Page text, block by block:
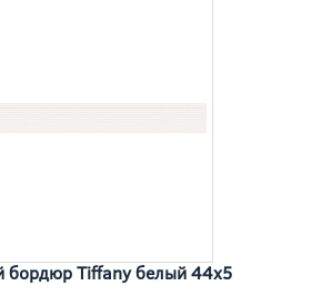
бордюр Tiffany белый 44x5